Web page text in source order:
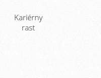
Kariérny
rast